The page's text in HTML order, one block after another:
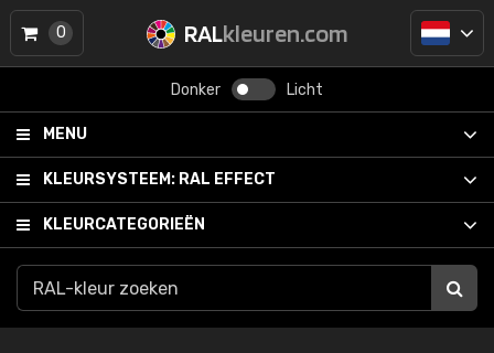
RALkleuren.com
Donker Licht
MENU
KLEURSYSTEEM: RAL EFFECT
KLEURCATEGORIEËN
0